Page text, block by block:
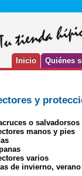
Inicio Quiénes
y
o salvadorsos
manos y pies
varios
de invierno,